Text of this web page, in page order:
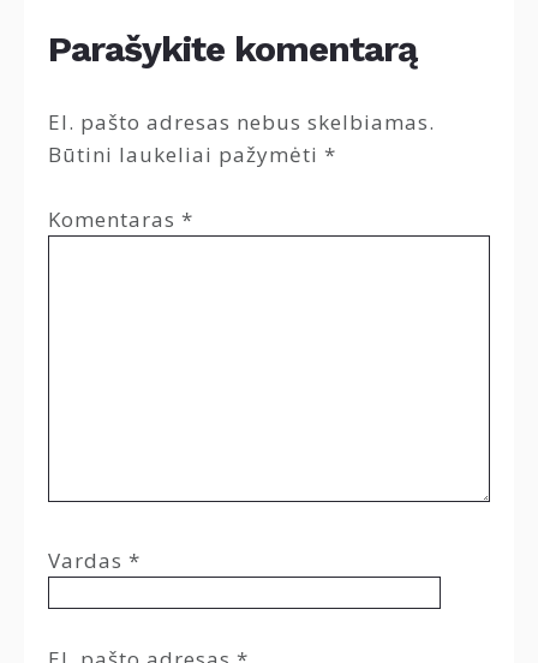
Parašykite komentarą
El. pašto adresas nebus skelbiamas.
Būtini laukeliai pažymėti *
Komentaras *
Vardas *